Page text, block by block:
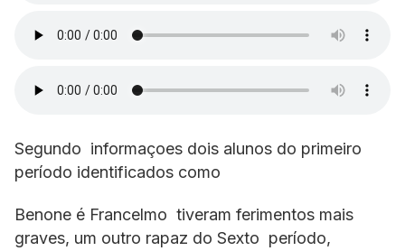
Segundo informaçoes dois alunos do primeiro
período identificados como
Benone é Francelmo tiveram ferimentos mais
graves, um outro rapaz do Sexto período,